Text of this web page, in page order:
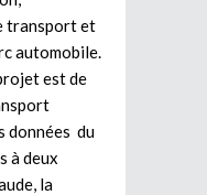
transport et
automobile.
est de
données du
à deux
la